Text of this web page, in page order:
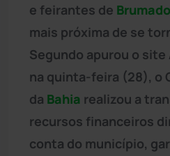
e feirantes de Brumado
mais próxima de se
Segundo apurou o
na quinta-feira (28), o
da Bahia realizou a
recursos financeiros
conta do município,